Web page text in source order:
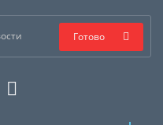
Готово